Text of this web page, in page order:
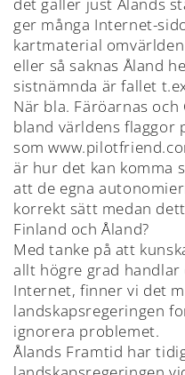
ger många Internet-
kartmaterial
eller så saknas Åland
sistnämnda är fallet
När bla. Färöarnas
bland världens flaggor
som
är hur det kan komma
att de egna
korrekt sätt medan
Finland och Åland?
Med tanke på att
allt högre grad handlar
Internet, finner vi det
landskapsregeringen
ignorera problemet.
Ålands Framtid har